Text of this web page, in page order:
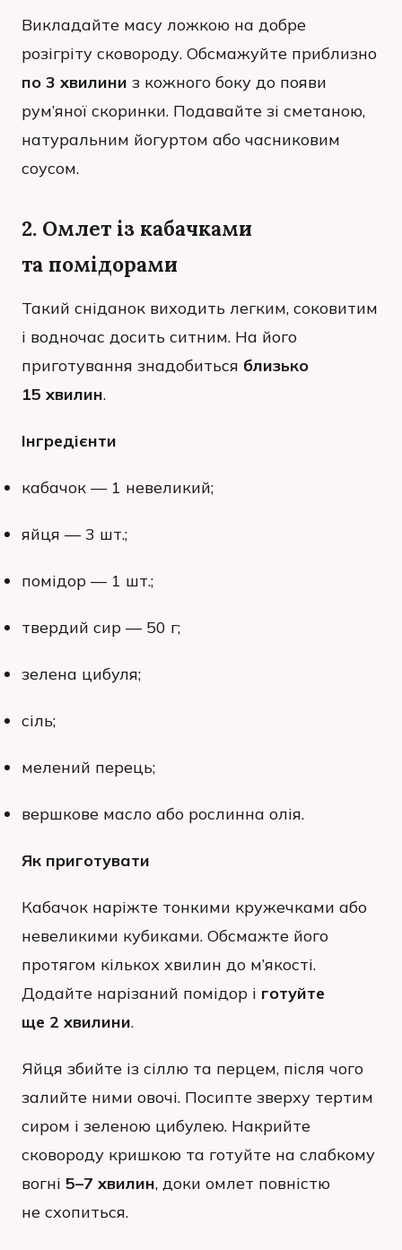
Викладайте масу ложкою на добре
розігріту сковороду. Обсмажуйте приблизно
по 3 хвилини з кожного боку до появи
рум’яної скоринки. Подавайте зі сметаною,
натуральним йогуртом або часниковим
соусом.
2. Омлет із кабачками
та помідорами
Такий сніданок виходить легким, соковитим
і водночас досить ситним. На його
приготування знадобиться близько
15 хвилин.
Інгредієнти
кабачок — 1 невеликий;
яйця — 3 шт.;
помідор — 1 шт.;
твердий сир — 50 г;
зелена цибуля;
сіль;
мелений перець;
вершкове масло або рослинна олія.
Як приготувати
Кабачок наріжте тонкими кружечками або
невеликими кубиками. Обсмажте його
протягом кількох хвилин до м’якості.
Додайте нарізаний помідор і готуйте
ще 2 хвилини.
Яйця збийте із сіллю та перцем, після чого
залийте ними овочі. Посипте зверху тертим
сиром і зеленою цибулею. Накрийте
сковороду кришкою та готуйте на слабкому
вогні 5–7 хвилин, доки омлет повністю
не схопиться.